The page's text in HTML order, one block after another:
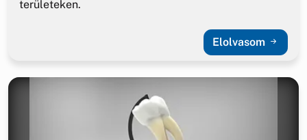
területeken.
Elolvasom